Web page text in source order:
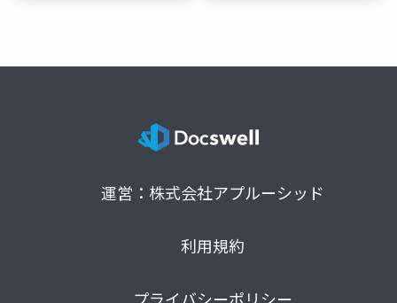
運営：株式会社アプルーシッド
利用規約
プライバシーポリシー